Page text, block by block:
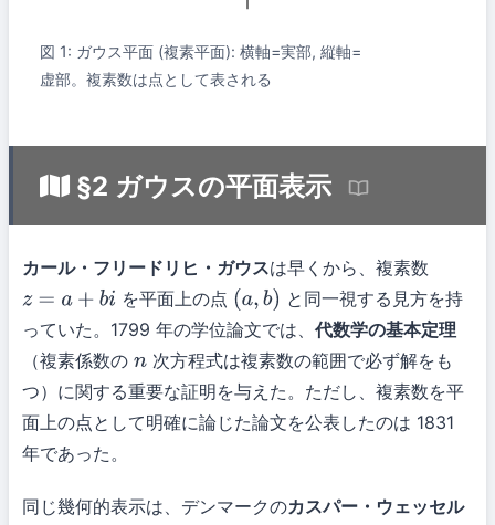
図 1: ガウス平面 (複素平面): 横軸=実部, 縦軸=
虚部。複素数は点として表される
§2 ガウスの平面表示
カール・フリードリヒ・ガウスは早くから、複素数
z =a +b i を平面上の点 (a,b)
と同一視する見方を持
っていた。1799 年の学位論文では、 代数学の基本定理
（複素係数の n次方程式は複素数の範囲で必ず解をも
つ）に関する重要な証明を与えた。ただし、複素数を平
面上の点として明確に論じた論文を公表したのは 1831
年であった。
同じ幾何的表示は、デンマークのカスパー・ウェッセル